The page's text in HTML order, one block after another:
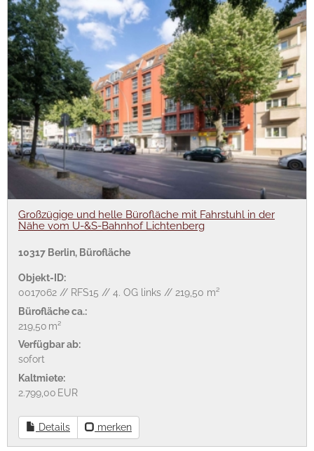
Großzügige und helle Bürofläche mit Fahrstuhl in der
Nähe vom U-&S-Bahnhof Lichtenberg
10317 Berlin, Bürofläche
Objekt-ID:
0017062 // RFS15 // 4. OG links // 219,50 m²
Bürofläche ca.:
219,50 m²
Verfügbar ab:
sofort
Kaltmiete:
2.799,00 EUR
Details merken